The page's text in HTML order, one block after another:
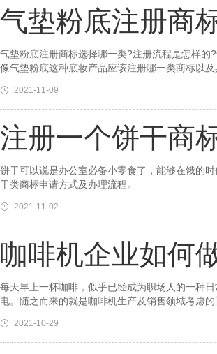
气垫粉底注册商
气垫粉底注册商标选择哪一类?注册流程是怎样
像气垫粉底这种底妆产品应该注册哪一类商标以及
2021-11-09
注册一个饼干商
饼干可以说是办公室必备小零食了，能够在饿的
干类商标申请方式及办理流程。
2021-11-02
咖啡机企业如何
每天早上一杯咖啡，似乎已经成为职场人的一种
电。随之而来的就是咖啡机生产及销售领域考虑
2021-10-29